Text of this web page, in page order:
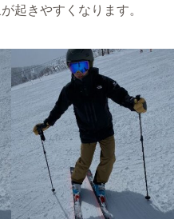
起きやすくなります。